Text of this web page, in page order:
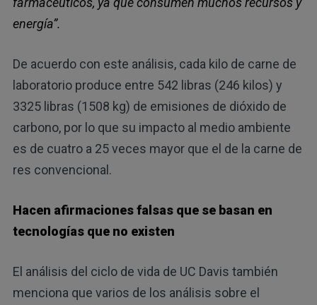
energía”.
De acuerdo con este análisis, cada kilo de carne de
laboratorio produce entre 542 libras (246 kilos) y
3325 libras (1508 kg) de emisiones de dióxido de
carbono, por lo que su impacto al medio ambiente
es de cuatro a 25 veces mayor que el de la carne de
res convencional.
Hacen afirmaciones falsas que se basan en
tecnologías que no existen
El análisis del ciclo de vida de UC Davis también
menciona que varios de los análisis sobre el